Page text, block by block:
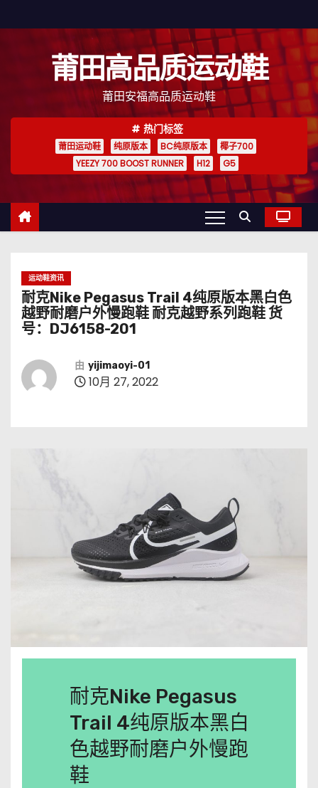
至
莆田高品质运动鞋
莆田安福高品质运动鞋
热门标签
莆田运动鞋 纯原版本 BC纯原版本
椰子700
YEEZY 700 BOOST RUNNER
H12 G5
运动鞋资讯
耐克Nike Pegasus Trail 4纯原版本黑白色
越野耐磨户外慢跑鞋 耐克越野系列跑鞋 货
号：DJ6158-201
由 yijimaoyi-01
10月 27, 2022
耐克Nike Pegasus
Trail 4纯原版本黑白
色越野耐磨户外慢跑
鞋